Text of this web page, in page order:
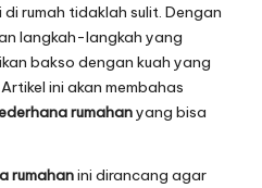
rumah tidaklah sulit. Dengan
langkah-langkah yang
bakso dengan kuah yang
ini akan membahas
rumahanyang bisa
rumahanini dirancang agar